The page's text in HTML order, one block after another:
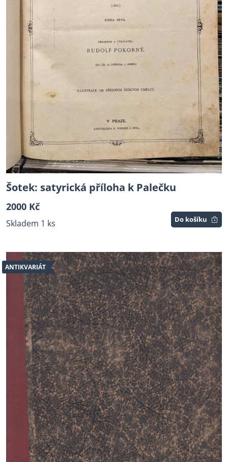
Šotek: satyrická příloha k Palečku
2000 Kč
Skladem 1 ks Do košíku
ANTIKVARIÁT